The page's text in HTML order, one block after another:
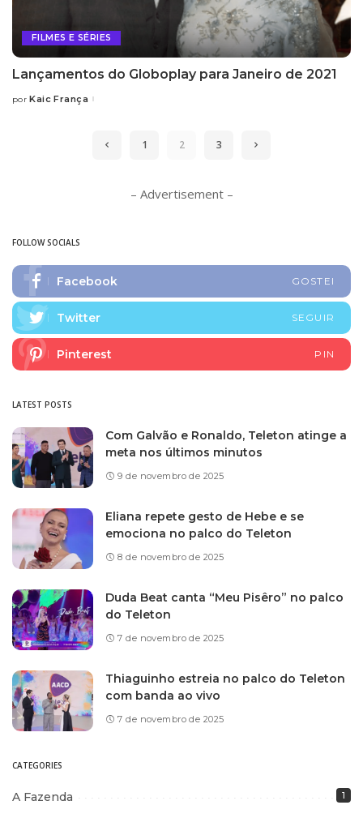
FILMES E SÉRIES
Lançamentos do Globoplay para Janeiro de 2021
Posted
por Kaic França
1 2 3
– Advertisement –
FOLLOW SOCIALS
Facebook GOSTEI
Twitter SEGUIR
Pinterest PIN
LATEST POSTS
Com Galvão e Ronaldo, Teleton atinge a
meta nos últimos minutos
9 de novembro de 2025
Eliana repete gesto de Hebe e se
emociona no palco do Teleton
8 de novembro de 2025
Duda Beat canta “Meu Pisêro” no palco
do Teleton
7 de novembro de 2025
Thiaguinho estreia no palco do Teleton
com banda ao vivo
7 de novembro de 2025
CATEGORIES
A Fazenda 1